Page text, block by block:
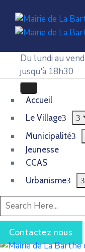
Du lundi au
jusqu'à 18h30
Accueil
Le Village
Municipalité
Jeunesse
CCAS
Urbanisme
Contactez nous